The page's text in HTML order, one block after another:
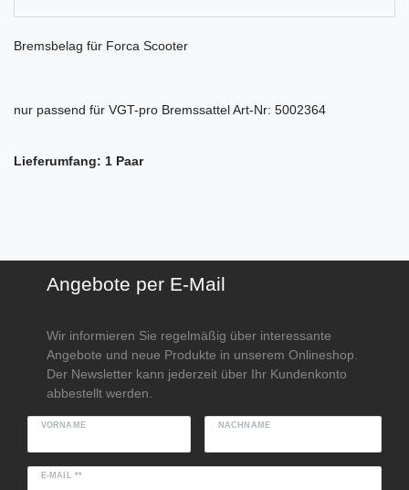
Bremsbelag für Forca Scooter
nur passend für VGT-pro Bremssattel Art-Nr: 5002364
Lieferumfang: 1 Paar
Angebote per E-Mail
Wir informieren Sie regelmäßig über interessante
Angebote und neue Produkte in unserem Onlineshop.
Der Newsletter kann jederzeit über Ihr Kundenkonto
abbestellt werden.
VORNAME NACHNAME
E-MAIL **